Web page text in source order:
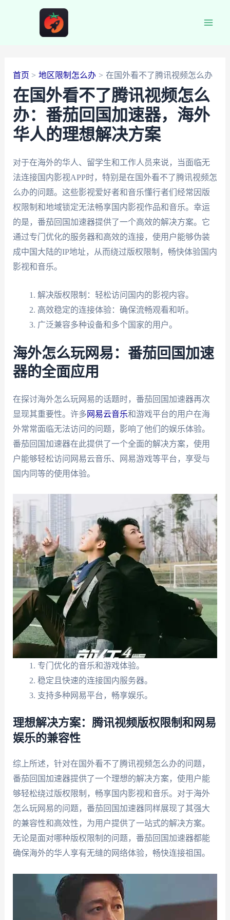
首页 地区限制怎么办 在国外看不了腾讯视频怎么办
在国外看不了腾讯视频怎么
办：番茄回国加速器，海外
华人的理想解决方案
对于在海外的华人、留学生和工作人员来说，当面临无
法连接国内影视APP时，特别是在国外看不了腾讯视频怎
么办的问题。这些影视爱好者和音乐懂行者们经常因版
权限制和地域锁定无法畅享国内影视作品和音乐。幸运
的是，番茄回国加速器提供了一个高效的解决方案。它
通过专门优化的服务器和高效的连接，使用户能够伪装
成中国大陆的IP地址，从而绕过版权限制，畅快体验国内
影视和音乐。
解决版权限制：轻松访问国内的影视内容。
高效稳定的连接体验：确保流畅观看和听。
广泛兼容多种设备和多个国家的用户。
海外怎么玩网易：番茄回国加速
器的全面应用
在探讨海外怎么玩网易的话题时，番茄回国加速器再次
显现其重要性。许多 网易云音乐和游戏平台的用户在海
外常常面临无法访问的问题，影响了他们的娱乐体验。
番茄回国加速器在此提供了一个全面的解决方案，使用
户能够轻松访问网易云音乐、网易游戏等平台，享受与
国内同等的使用体验。
专门优化的音乐和游戏体验。
稳定且快速的连接国内服务器。
支持多种网易平台，畅享娱乐。
理想解决方案：腾讯视频版权限制和网易
娱乐的兼容性
综上所述，针对在国外看不了腾讯视频怎么办的问题，
番茄回国加速器提供了一个理想的解决方案，使用户能
够轻松绕过版权限制，畅享国内影视和音乐。对于海外
怎么玩网易的问题，番茄回国加速器同样展现了其强大
的兼容性和高效性，为用户提供了一站式的解决方案。
无论是面对哪种版权限制的问题，番茄回国加速器都能
确保海外的华人享有无缝的网络体验，畅快连接祖国。